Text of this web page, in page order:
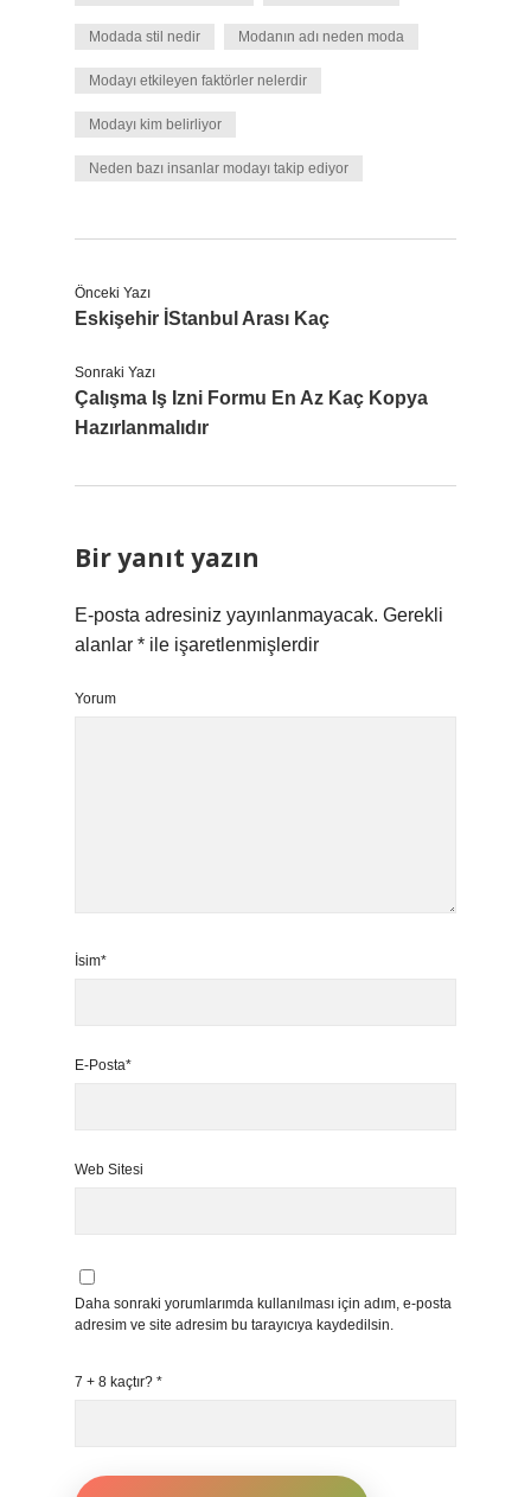
Modada stil nedir Modanın adı neden moda
Modayı etkileyen faktörler nelerdir
Modayı kim belirliyor
Neden bazı insanlar modayı takip ediyor
Önceki Yazı
Eskişehir İStanbul Arası Kaç
Sonraki Yazı
Çalışma Iş Izni Formu En Az Kaç Kopya
Hazırlanmalıdır
Bir yanıt yazın
E-posta adresiniz yayınlanmayacak. Gerekli
alanlar * ile işaretlenmişlerdir
Yorum
İsim*
E-Posta*
Web Sitesi
Daha sonraki yorumlarımda kullanılması için adım, e-posta
adresim ve site adresim bu tarayıcıya kaydedilsin.
7 + 8 kaçtır? *